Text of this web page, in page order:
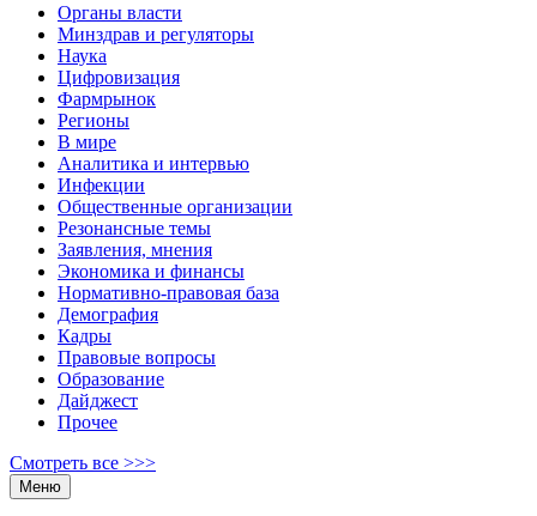
Органы власти
Минздрав и регуляторы
Наука
Цифровизация
Фармрынок
Регионы
В мире
Аналитика и интервью
Инфекции
Общественные организации
Резонансные темы
Заявления, мнения
Экономика и финансы
Нормативно-правовая база
Демография
Кадры
Правовые вопросы
Образование
Дайджест
Прочее
Смотреть все >>>
Меню